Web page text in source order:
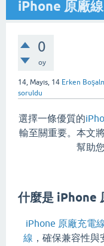
iPhone 原廠
0
oy
14, Mayıs, 14 Erken
soruldu
選擇一條優質的
輸至關重要。本文
幫助
什麼是 iPhone
iPhone 原廠充電
線 ，確保兼容性